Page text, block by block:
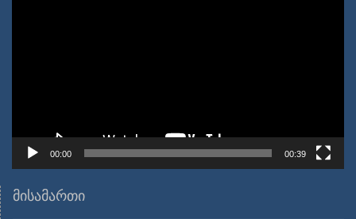
00:00 00:39
მისამართი